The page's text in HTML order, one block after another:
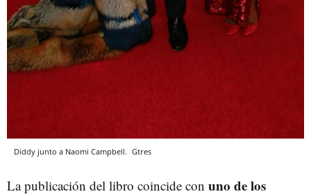
Diddy junto a Naomi Campbell. Gtres
La publicación del libro coincide con uno de los